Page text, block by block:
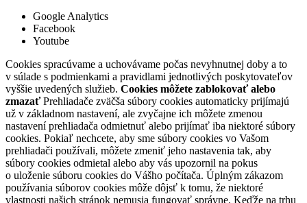
Google Analytics
Facebook
Youtube
Cookies spracúvame a uchovávame počas nevyhnutnej doby a to
v súlade s podmienkami a pravidlami jednotlivých poskytovateľov
vyššie uvedených služieb. Cookies môžete zablokovať alebo
zmazaťPrehliadače zväčša súbory cookies automaticky prijímajú
už v základnom nastavení, ale zvyčajne ich môžete zmenou
nastavení prehliadača odmietnuť alebo prijímať iba niektoré súbory
cookies. Pokiaľ nechcete, aby sme súbory cookies vo Vašom
prehliadači používali, môžete zmeniť jeho nastavenia tak, aby
súbory cookies odmietal alebo aby vás upozornil na pokus
o uloženie súboru cookies do Vášho počítača. Úplným zákazom
používania súborov cookies môže dôjsť k tomu, že niektoré
vlastnosti našich stránok nemusia fungovať správne. Keďže na trhu